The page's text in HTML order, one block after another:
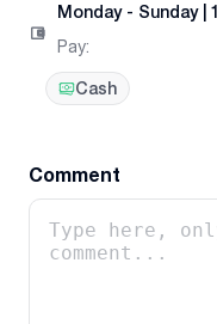
Monday- Sunday|
Pay:
Cash
Comment